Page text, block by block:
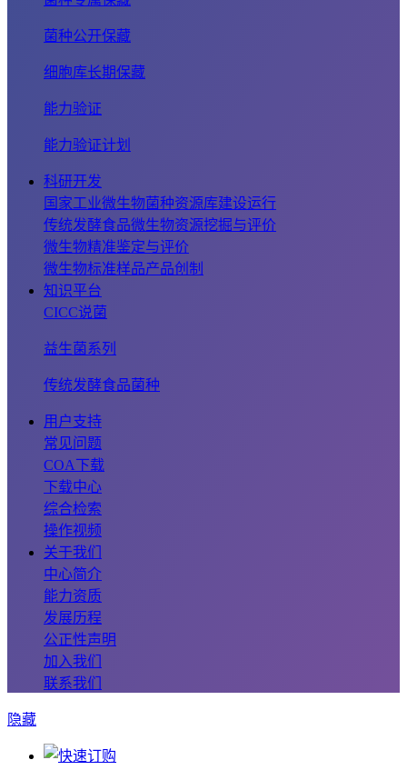
菌种公开保藏
细胞库长期保藏
能力验证
能力验证计划
科研开发
国家工业微生物菌种资源库建设运行
传统发酵食品微生物资源挖掘与评价
微生物精准鉴定与评价
微生物标准样品产品创制
知识平台
CICC说菌
益生菌系列
传统发酵食品菌种
用户支持
常见问题
COA下载
下载中心
综合检索
操作视频
关于我们
中心简介
能力资质
发展历程
公正性声明
加入我们
联系我们
隐藏